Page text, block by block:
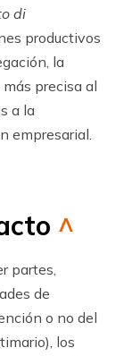
di
productivos
la
precisa al
a la
empresarial.
^
partes,
de
o no del
los